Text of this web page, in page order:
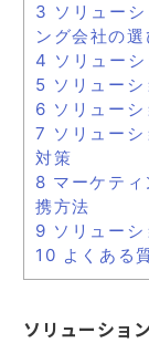
3 ソリュー
ング会社の選
4 ソリュー
5 ソリュー
6 ソリュー
7 ソリュー
対策
8 マーケテ
携方法
9 ソリュー
10 よくある
ソリューショ